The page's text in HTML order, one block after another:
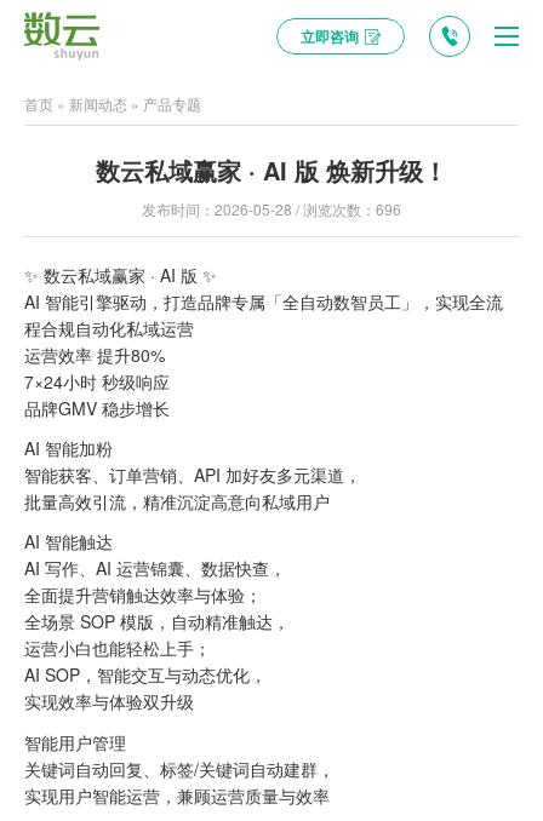
立即咨询
首页 » 新闻动态 » 产品专题
数云私域赢家 · AI 版 焕新升级！
发布时间：2026-05-28 / 浏览次数：696
✨ 数云私域赢家 · AI 版 ✨
AI 智能引擎驱动，打造品牌专属「全自动数智员工」，实现全流
程合规自动化私域运营
运营效率 提升80%
7×24小时 秒级响应
品牌GMV 稳步增长
AI 智能加粉
智能获客、订单营销、API 加好友多元渠道，
批量高效引流，精准沉淀高意向私域用户
AI 智能触达
AI 写作、AI 运营锦囊、数据快查，
全面提升营销触达效率与体验；
全场景 SOP 模版，自动精准触达，
运营小白也能轻松上手；
AI SOP，智能交互与动态优化，
实现效率与体验双升级
智能用户管理
关键词自动回复、标签/关键词自动建群，
实现用户智能运营，兼顾运营质量与效率